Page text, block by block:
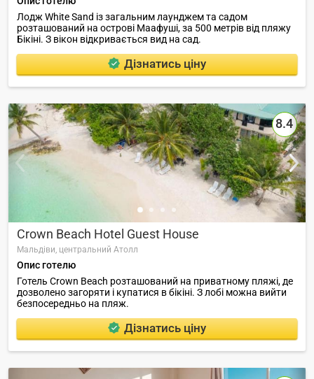
Лодж White Sand із загальним лаунджем та садом
розташований на острові Маафуші, за 500 метрів від пляжу
Бікіні. З вікон відкривається вид на сад.
Дізнатись ціну
8.4
Crown Beach Hotel Guest House
Мальдіви, центральний Атолл
Опис готелю
Готель Crown Beach розташований на приватному пляжі, де
дозволено загоряти і купатися в бікіні. З лобі можна вийти
безпосередньо на пляж.
Дізнатись ціну